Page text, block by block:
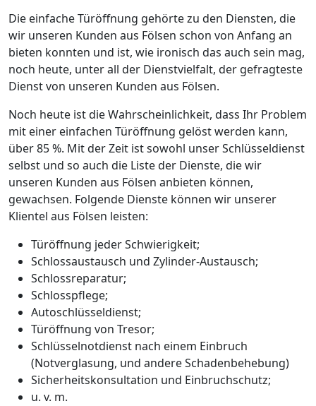
Die einfache Türöffnung gehörte zu den Diensten, die
wir unseren Kunden aus Fölsen schon von Anfang an
bieten konnten und ist, wie ironisch das auch sein mag,
noch heute, unter all der Dienstvielfalt, der gefragteste
Dienst von unseren Kunden aus Fölsen.
Noch heute ist die Wahrscheinlichkeit, dass Ihr Problem
mit einer einfachen Türöffnung gelöst werden kann,
über 85 %. Mit der Zeit ist sowohl unser Schlüsseldienst
selbst und so auch die Liste der Dienste, die wir
unseren Kunden aus Fölsen anbieten können,
gewachsen. Folgende Dienste können wir unserer
Klientel aus Fölsen leisten:
Türöffnung jeder Schwierigkeit;
Schlossaustausch und Zylinder-Austausch;
Schlossreparatur;
Schlosspflege;
Autoschlüsseldienst;
Türöffnung von Tresor;
Schlüsselnotdienst nach einem Einbruch
(Notverglasung, und andere Schadenbehebung)
Sicherheitskonsultation und Einbruchschutz;
u. v. m.